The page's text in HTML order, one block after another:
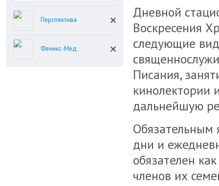
Перспектива
Феникс-Мед
Дневной
Воскресения
следующие
Писания,
кинолектории
дальнейшую
Обязательным
дни и
обязателен
членов их